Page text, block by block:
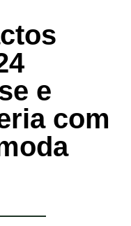
e
com